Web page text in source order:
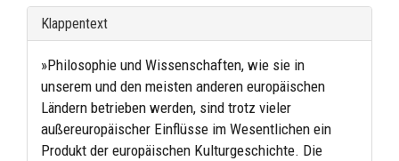
Klappentext
»Philosophie und Wissenschaften, wie sie in
unserem und den meisten anderen europäischen
Ländern betrieben werden, sind trotz vieler
außereuropäischer Einflüsse im Wesentlichen ein
Produkt der europäischen Kulturgeschichte. Die